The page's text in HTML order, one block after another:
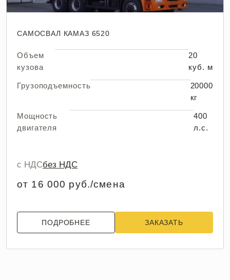
САМОСВАЛ КАМАЗ 6520
Объем
кузова
20
куб. м
Грузоподъемность
20000
кг
Мощность
двигателя
400
л.с.
с НДСбез НДС
от 16 000 руб./смена
ПОДРОБНЕЕ ЗАКАЗАТЬ